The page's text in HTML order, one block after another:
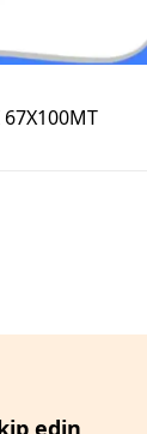
67X100MT
edin